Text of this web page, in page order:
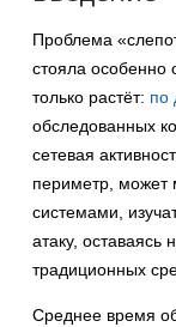
Проблема
стояла особенно
только растёт: по
обследованных
сетевая
периметр,
системами,
атаку,
традиционных
Среднее время